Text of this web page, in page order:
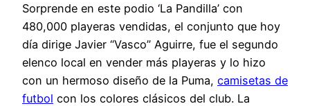
Sorprende en este podio ‘La Pandilla’ con
480,000 playeras vendidas, el conjunto que hoy
día dirige Javier “Vasco” Aguirre, fue el segundo
elenco local en vender más playeras y lo hizo
con un hermoso diseño de la Puma, camisetas de
futbol con los colores clásicos del club. La